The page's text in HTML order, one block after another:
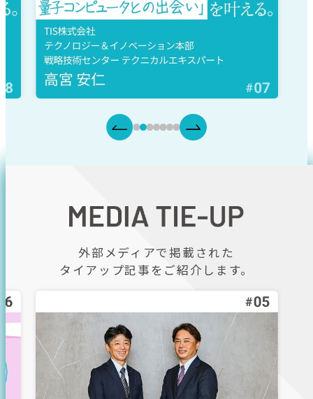
外部メディアで掲載された
タイアップ記事をご紹介します。